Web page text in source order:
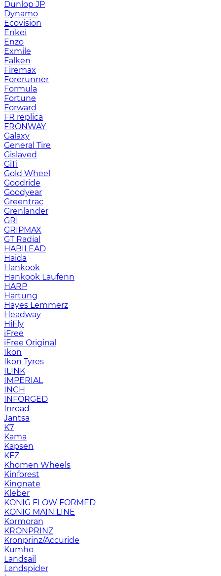
Dunlop JP
Dynamo
Ecovision
Enkei
Enzo
Exmile
Falken
Firemax
Forerunner
Formula
Fortune
Forward
FR replica
FRONWAY
Galaxy
General Tire
Gislaved
GiTi
Gold Wheel
Goodride
Goodyear
Greentrac
Grenlander
GRI
GRIPMAX
GT Radial
HABILEAD
Haida
Hankook
Hankook Laufenn
HARP
Hartung
Hayes Lemmerz
Headway
HiFly
iFree
iFree Original
Ikon
Ikon Tyres
ILINK
IMPERIAL
INCH
INFORGED
Inroad
Jantsa
K7
Kama
Kapsen
KFZ
Khomen Wheels
Kinforest
Kingnate
Kleber
KONIG FLOW FORMED
KONIG MAIN LINE
Kormoran
KRONPRINZ
Kronprinz/Accuride
Kumho
Landsail
Landspider